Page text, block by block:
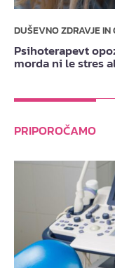
DUŠEVNO ZDRAVJE IN
Psihoterapevt
morda ni le stres
PRIPOROČAMO